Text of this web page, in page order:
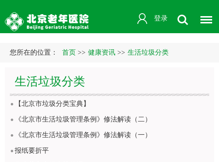
登录
您所在的位置： 首页 >> 健康资讯 >> 生活垃圾分类
生活垃圾分类
【北京市垃圾分类宝典】
《北京市生活垃圾管理条例》修法解读（二）
《北京市生活垃圾管理条例》修法解读（一）
报纸要折平